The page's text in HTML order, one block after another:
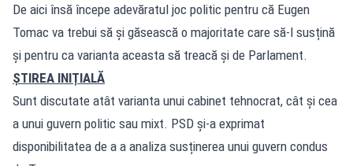
De aici însă începe adevăratul joc politic pentru că Eugen
Tomac va trebui să și găsească o majoritate care să-l susțină
și pentru ca varianta aceasta să treacă și de Parlament.
ȘTIREA INIȚIALĂ
Sunt discutate atât varianta unui cabinet tehnocrat, cât și cea
a unui guvern politic sau mixt. PSD și-a exprimat
disponibilitatea de a a analiza susținerea unui guvern condus